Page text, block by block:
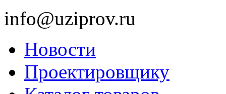
info@uziprov.ru
Новости
Проектировщику